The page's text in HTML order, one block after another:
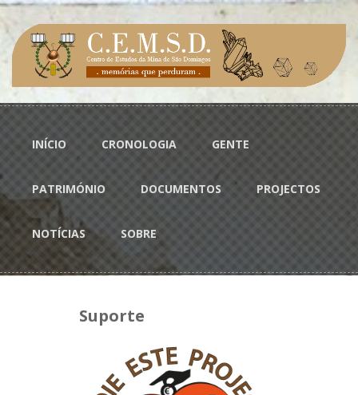
Passar para o conteúdo principal
Menu principal
INÍCIO CRONOLOGIA GENTE
PATRIMÓNIO DOCUMENTOS PROJECTOS
NOTÍCIAS SOBRE
Suporte